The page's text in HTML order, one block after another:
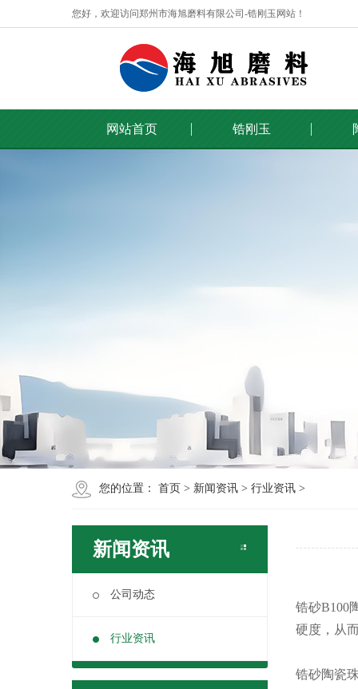
您好，欢迎访问郑州市海旭磨料有限公司-锆刚玉网站！
网站首页 锆刚玉
您的位置： 首页 > 新闻资讯 > 行业资讯 >
新闻资讯
公司动态
行业资讯
锆砂B100
硬度，从
锆砂陶瓷